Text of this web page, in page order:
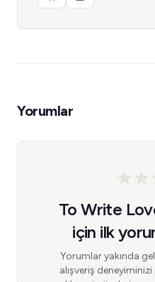
Yorumlar
To Write
için ilk
Yorumlar yakında
alışveriş